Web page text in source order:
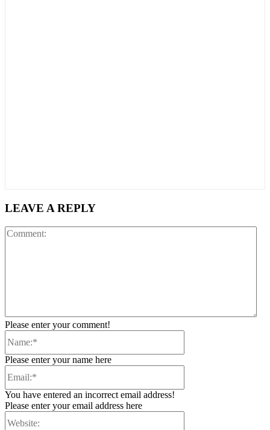
LEAVE A REPLY
Please enter your comment!
Please enter your name here
You have entered an incorrect email address!
Please enter your email address here